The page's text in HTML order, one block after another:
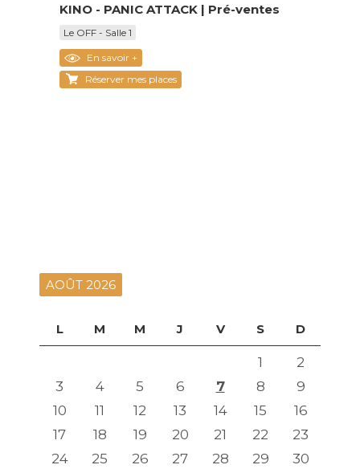
KINO - PANIC ATTACK | Pré-ventes
Le OFF - Salle 1
En savoir +
Réserver mes places
AOÛT 2026
L M M J V S D
1
2
3
4 5 6 7 8
9
10
11 12 13 14 15
16
17
18 19 20 21 22
23
24
25 26 27 28 29
30